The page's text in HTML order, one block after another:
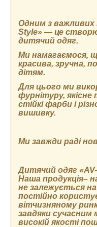
Одним з важливих
Style» ― це
дитячий одяг.
Ми намагаємося,
красива, зручна,
дітям.
Для цього ми
фурнітуру,
стійкі фарби і
вишивку.
Ми завжди раді
Дитячий одяг
Наша продукція–
не залежується
постійно
вітчизняному
завдяки сучасним
високій якості